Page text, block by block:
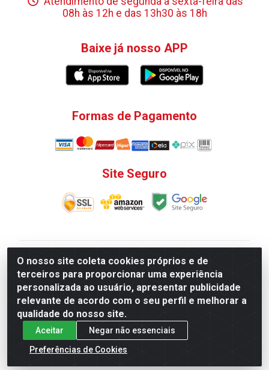
O nosso site coleta cookies próprios e de
terceiros para proporcionar uma experiência
personalizada ao usuário, apresentar publicidade
relevante de acordo com o seu perfil e melhorar a
qualidade do nosso site.
Aceitar
Negar não essenciais
Preferências de Cookies
08h às 12h e das 13h30 às 18h
Baixe já nosso APP
Formas de Pagamento
Site Seguro
V. C. Ferragens LTDA - Rua do Matoso, 132 - Praça da
Bandeira, Rio de Janeiro/ RJ - CEP 20.270-135 - CNPJ
12.324.723/0001-25
Todas as regras de promoções, descontos, preços e
prazos de pagamento e entrega expostos aqui são
válidos apenas para compras via internet. Preços e
estoque sujeito a alterações sem aviso prévio.